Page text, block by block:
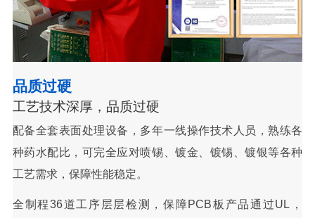
品质过硬
工艺技术深厚，品质过硬
配备全套表面处理设备，多年一线操作技术人员，熟练各
种药水配比，可完全应对喷锡、镀金、镀锡、镀银等各种
工艺需求，保障性能稳定。
全制程36道工序层层检测，保障PCB板产品通过UL，